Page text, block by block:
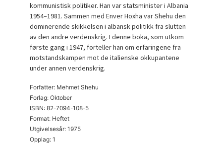
kommunistisk politiker. Han var statsminister i Albania
1954–1981. Sammen med Enver Hoxha var Shehu den
dominerende skikkelsen i albansk politikk fra slutten
av den andre verdenskrig. I denne boka, som utkom
første gang i 1947, forteller han om erfaringene fra
motstandskampen mot de italienske okkupantene
under annen verdenskrig.
Forfatter: Mehmet Shehu
Forlag: Oktober
ISBN: 82-7094-108-5
Format: Heftet
Utgivelsesår: 1975
Opplag: 1